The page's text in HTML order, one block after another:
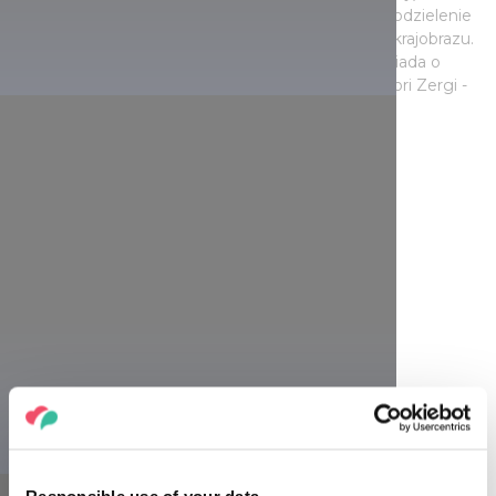
poprosiliśmy popularne osobistości i twórców o podzielenie
się osobistymi historiami na temat węgierskiego krajobrazu.
Tutaj możecie zobaczyć, jak Henry Kettner opowiada o
Lillafüred, Regina Galambos-Parti o Egerze lub Bori Zergi -